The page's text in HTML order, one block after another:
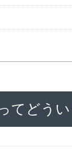
てどうい